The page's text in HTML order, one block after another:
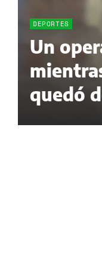
DEPORTES
Un
quedó